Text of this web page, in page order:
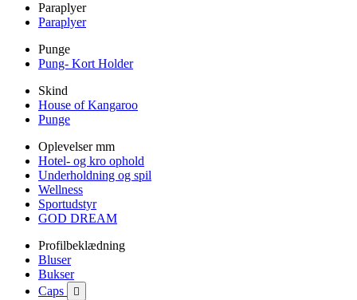
Paraplyer
Paraplyer
Punge
Pung- Kort Holder
Skind
House of Kangaroo
Punge
Oplevelser mm
Hotel- og kro ophold
Underholdning og spil
Wellness
Sportudstyr
GOD DREAM
Profilbeklædning
Bluser
Bukser
Caps
